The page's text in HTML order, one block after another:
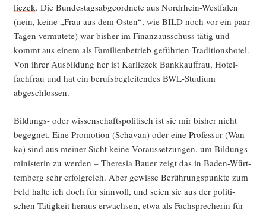
lic­zek. Die Bun­des­tags­ab­ge­ord­ne­te aus Nord­rhein-West­fa­len
(nein, kei­ne „Frau aus dem Osten“, wie BILD noch vor ein paar
Tagen ver­mu­te­te) war bis­her im Finanz­aus­schuss tätig und
kommt aus einem als Fami­li­en­be­trieb geführ­ten Tra­di­ti­ons­ho­tel.
Von ihrer Aus­bil­dung her ist Kar­lic­zek Bank­kauf­frau, Hotel­
fach­frau und hat ein berufs­be­glei­ten­des BWL-Stu­di­um
abgeschlossen.
Bil­dungs- oder wis­sen­schafts­po­li­tisch ist sie mir bis­her nicht
begeg­net. Eine Pro­mo­ti­on (Scha­van) oder eine Pro­fes­sur (Wan­
ka) sind aus mei­ner Sicht kei­ne Vor­aus­set­zun­gen, um Bil­dungs­
mi­nis­te­rin zu wer­den – The­re­sia Bau­er zeigt das in Baden-Würt­
tem­berg sehr erfolg­reich. Aber gewis­se Berüh­rungs­punk­te zum
Feld hal­te ich doch für sinn­voll, und sei­en sie aus der poli­ti­
schen Tätig­keit her­aus erwach­sen, etwa als Fach­spre­che­rin für